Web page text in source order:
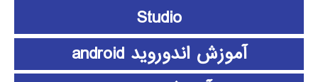
Studio
آموزش اندوروید android